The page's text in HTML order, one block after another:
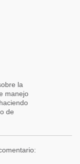
la
manejo
de